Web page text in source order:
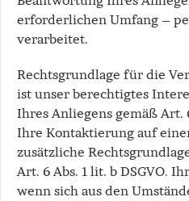
erforderlichen Umfang –
verarbeitet.
Rechtsgrundlage für die
ist unser berechtigtes
Ihres Anliegens gemäß Art.
Ihre Kontaktierung auf
zusätzliche
Art. 6 Abs. 1 lit. b DSGVO.
wenn sich aus den